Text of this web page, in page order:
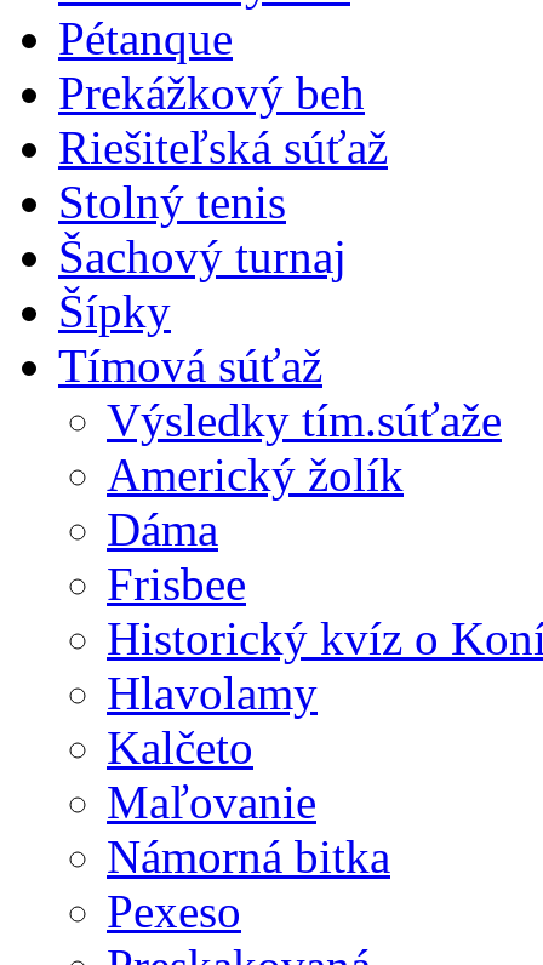
Pétanque
Prekážkový beh
Riešiteľská súťaž
Stolný tenis
Šachový turnaj
Šípky
Tímová súťaž
Výsledky tím.súťaže
Americký žolík
Dáma
Frisbee
Historický kvíz o
Hlavolamy
Kalčeto
Maľovanie
Námorná bitka
Pexeso